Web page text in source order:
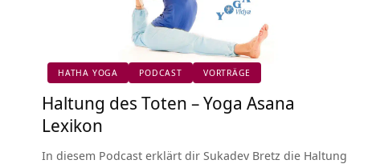
HATHA YOGA PODCAST VORTRÄGE
Haltung des Toten – Yoga Asana
Lexikon
In diesem Podcast erklärt dir Sukadev Bretz die Haltung